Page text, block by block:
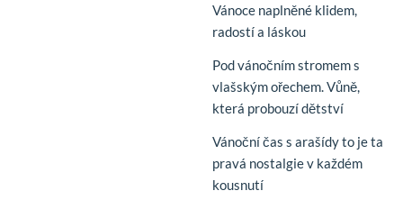
Vánoce naplněné klidem,
radostí a láskou
Pod vánočním stromem s
vlašským ořechem. Vůně,
která probouzí dětství
Vánoční čas s arašídy to je ta
pravá nostalgie v každém
kousnutí